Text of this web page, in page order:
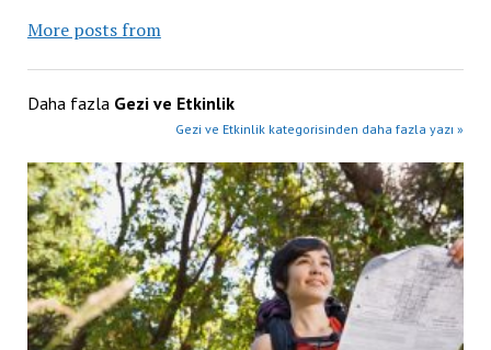
More posts from
Daha fazla Gezi ve Etkinlik
Gezi ve Etkinlik kategorisinden daha fazla yazı »